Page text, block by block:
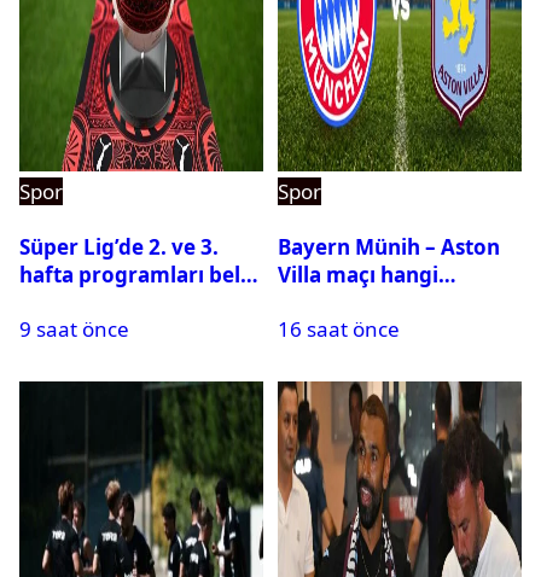
Spor
Süper Lig’de 2. ve 3.
hafta programları belli
9 saat önce
Spor
Bayern Münih – Aston
Villa maçı hangi
saat kaçta oynanacak?
16 saat önce